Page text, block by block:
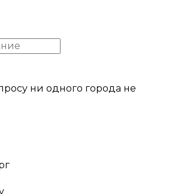
ни одного города не